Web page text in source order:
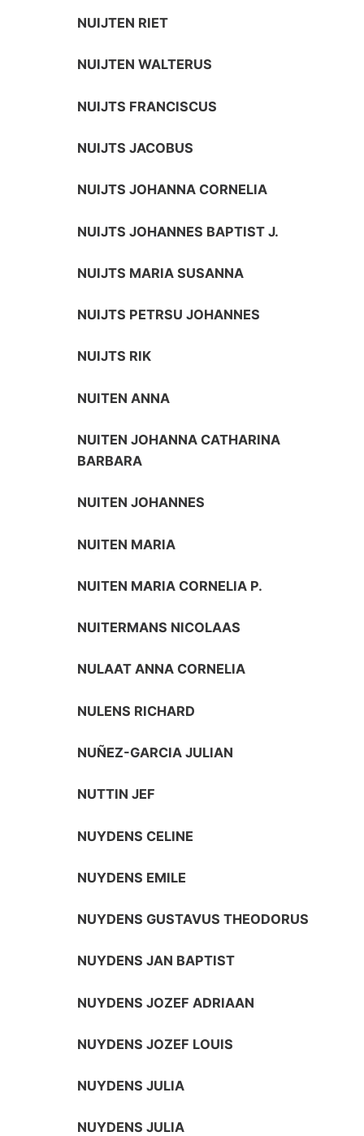
NUIJTEN RIET
NUIJTEN WALTERUS
NUIJTS FRANCISCUS
NUIJTS JACOBUS
NUIJTS JOHANNA CORNELIA
NUIJTS JOHANNES BAPTIST J.
NUIJTS MARIA SUSANNA
NUIJTS PETRSU JOHANNES
NUIJTS RIK
NUITEN ANNA
NUITEN JOHANNA CATHARINA
BARBARA
NUITEN JOHANNES
NUITEN MARIA
NUITEN MARIA CORNELIA P.
NUITERMANS NICOLAAS
NULAAT ANNA CORNELIA
NULENS RICHARD
NUÑEZ-GARCIA JULIAN
NUTTIN JEF
NUYDENS CELINE
NUYDENS EMILE
NUYDENS GUSTAVUS THEODORUS
NUYDENS JAN BAPTIST
NUYDENS JOZEF ADRIAAN
NUYDENS JOZEF LOUIS
NUYDENS JULIA
NUYDENS JULIA